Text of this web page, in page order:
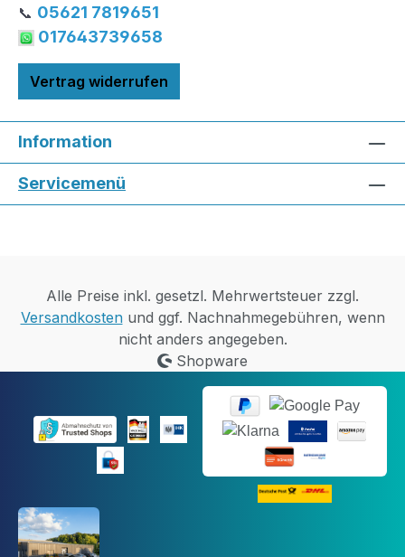
📞 05621 7819651
017643739658
Vertrag widerrufen
Information
Servicemenü
Alle Preise inkl. gesetzl. Mehrwertsteuer zzgl.
Versandkostenund ggf. Nachnahmegebühren, wenn
nicht anders angegeben.
Shopware